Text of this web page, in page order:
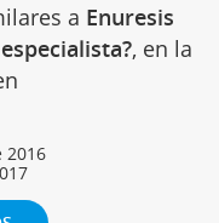
a Enuresis
, en la
2016